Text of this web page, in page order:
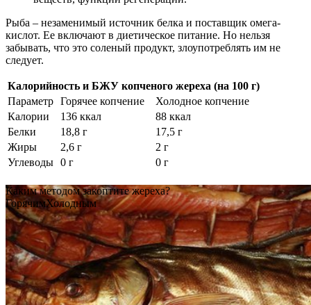
Рыба – незаменимый источник белка и поставщик омега-
кислот. Ее включают в диетическое питание. Но нельзя
забывать, что это соленый продукт, злоупотреблять им не
следует.
Калорийность и БЖУ копченого жереха (на 100 г)
Параметр Горячее копчение
Холодное копчение
Калории
136 ккал
88 ккал
Белки
18,8 г
17,5 г
Жиры
2,6 г
2 г
Углеводы 0 г 0 г
Каким методом закоптите жереха?
ГорячимХолодным